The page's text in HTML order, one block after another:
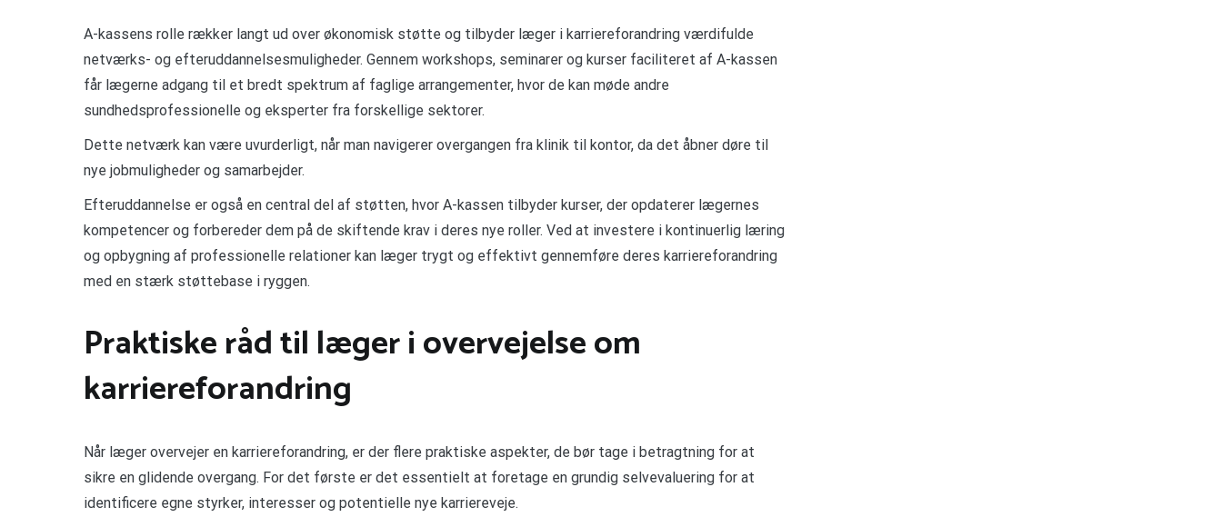
A-kassens rolle rækker langt ud over økonomisk støtte og tilbyder læger i karriereforandring værdifulde
netværks- og efteruddannelsesmuligheder. Gennem workshops, seminarer og kurser faciliteret af A-kassen
får lægerne adgang til et bredt spektrum af faglige arrangementer, hvor de kan møde andre
sundhedsprofessionelle og eksperter fra forskellige sektorer.
Dette netværk kan være uvurderligt, når man navigerer overgangen fra klinik til kontor, da det åbner døre til
nye jobmuligheder og samarbejder.
Efteruddannelse er også en central del af støtten, hvor A-kassen tilbyder kurser, der opdaterer lægernes
kompetencer og forbereder dem på de skiftende krav i deres nye roller. Ved at investere i kontinuerlig læring
og opbygning af professionelle relationer kan læger trygt og effektivt gennemføre deres karriereforandring
med en stærk støttebase i ryggen.
Praktiske råd til læger i overvejelse om
karriereforandring
Når læger overvejer en karriereforandring, er der flere praktiske aspekter, de bør tage i betragtning for at
sikre en glidende overgang. For det første er det essentielt at foretage en grundig selvevaluering for at
identificere egne styrker, interesser og potentielle nye karriereveje.